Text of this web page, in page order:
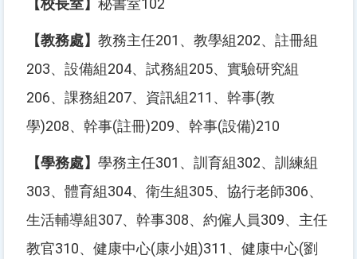
【校長室】 秘書室102
【教務處】 教務主任201、教學組202、註冊組
203、設備組204、試務組205、實驗研究組
206、課務組207、資訊組211、幹事(教
學)208、幹事(註冊)209、幹事(設備)210
【學務處】 學務主任301、訓育組302、訓練組
303、體育組304、衛生組305、協行老師306、
生活輔導組307、幹事308、約僱人員309、主任
教官310、健康中心(康小姐)311、健康中心(劉